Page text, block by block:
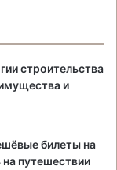
строительства
и
билеты на
путешествии